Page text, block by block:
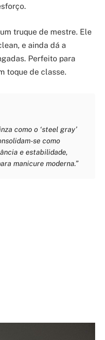
truque de mestre. Ele
e ainda dá a
Perfeito para
toque de classe.
como o ‘steel gray’
se como
e estabilidade,
manicure moderna.”